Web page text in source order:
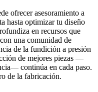
ofrecer asesoramiento a
hasta optimizar tu diseño
en recursos que
una comunidad de
de la fundición a presión
de mejores piezas —
continúa en cada paso.
de la fabricación.